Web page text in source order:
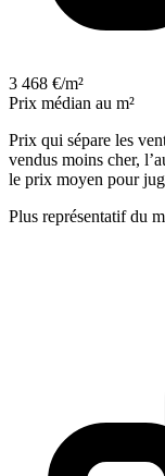
3 468 €/m²
Prix médian au m²
Prix qui sépare les
vendus moins cher,
le prix moyen pour
Plus représentatif du